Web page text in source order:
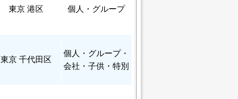
東京 港区 個人 ・グループ
東京 千代田区
個人
・グループ・
会社・子供・特別